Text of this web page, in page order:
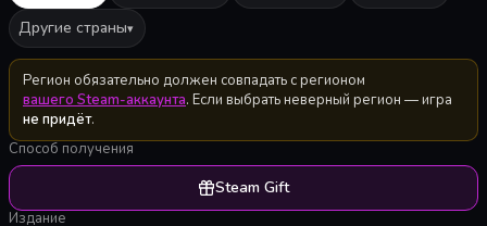
Другие страны▾
Регион обязательно должен совпадать с регионом
вашего Steam-аккаунта. Если выбрать неверный регион — игра
не придёт.
Способ получения
Steam Gift
Издание